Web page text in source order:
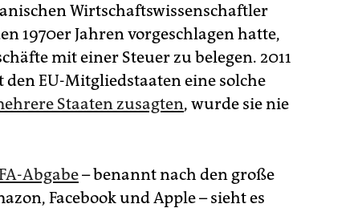
Wirtschaftswissenschaftler
1970er Jahren vorgeschlagen hatte,
mit einer Steuer zu belegen. 2011
EU-Mitgliedstaaten eine solche
Staaten zusagten, wurde sie nie
Abgabe– benannt nach den große
Facebook und Apple – sieht es